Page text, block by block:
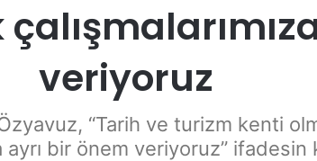
veriyoruz
“Tarih ve turizm kenti
ayrı bir önem veriyoruz” ifadesin